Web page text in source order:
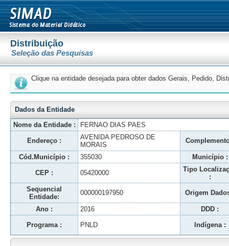
Distribuição
Seleção das Pesquisas
Clique na entidade desejada para obter dados Gerais, Pedido,
Dados da Entidade
Nome da Entidade :
FERNAO DIAS PAES
Endereço :
AVENIDA PEDROSO DE
MORAIS
Cód.Município : 355030 Município :
CEP : 05420000
Tipo
:
Sequencial
Entidade:
000000197950 Origem
Ano : 2016 DDD :
Programa : PNLD Indígena :